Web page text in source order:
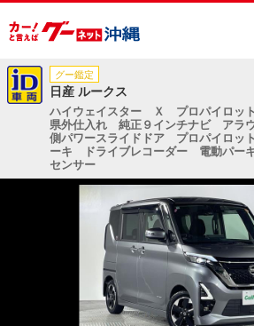
グー鑑定
日産 ルークス
ハイウェイスター Ｘ プロパイロッ
県外仕入れ 純正９インチナビ アラ
側パワースライドドア プロパイロッ
ーキ ドライブレコーダー 電動パー
センサー